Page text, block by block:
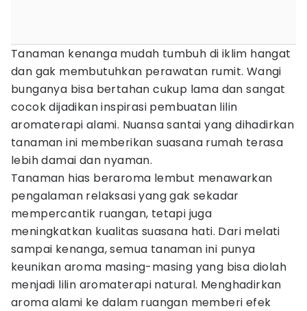
Tanaman kenanga mudah tumbuh di iklim hangat
dan gak membutuhkan perawatan rumit. Wangi
bunganya bisa bertahan cukup lama dan sangat
cocok dijadikan inspirasi pembuatan lilin
aromaterapi alami. Nuansa santai yang dihadirkan
tanaman ini memberikan suasana rumah terasa
lebih damai dan nyaman.
Tanaman hias beraroma lembut menawarkan
pengalaman relaksasi yang gak sekadar
mempercantik ruangan, tetapi juga
meningkatkan kualitas suasana hati. Dari melati
sampai kenanga, semua tanaman ini punya
keunikan aroma masing-masing yang bisa diolah
menjadi lilin aromaterapi natural. Menghadirkan
aroma alami ke dalam ruangan memberi efek